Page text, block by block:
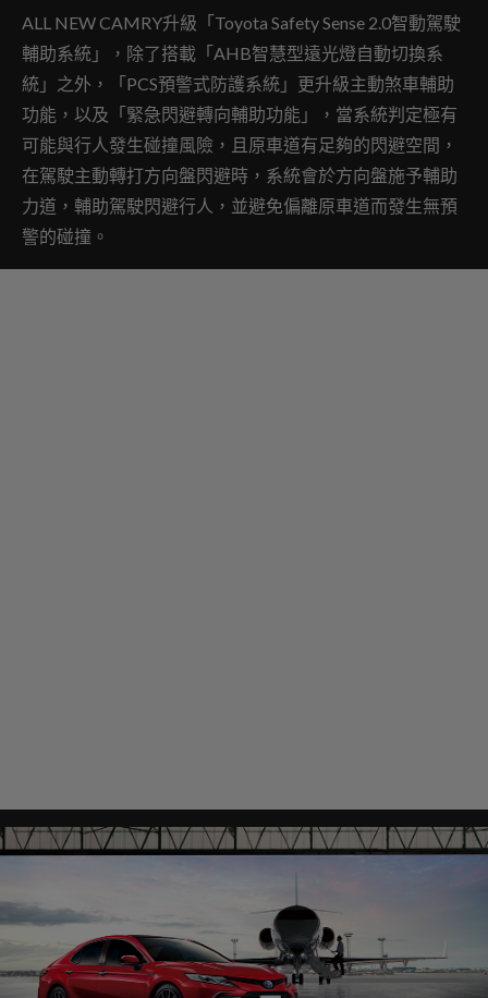
ALL NEW CAMRY升級「Toyota Safety Sense 2.0智動駕駛
輔助系統」，除了搭載「AHB智慧型遠光燈自動切換系
統」之外，「PCS預警式防護系統」更升級主動煞車輔助
功能，以及「緊急閃避轉向輔助功能」，當系統判定極有
可能與行人發生碰撞風險，且原車道有足夠的閃避空間，
在駕駛主動轉打方向盤閃避時，系統會於方向盤施予輔助
力道，輔助駕駛閃避行人，並避免偏離原車道而發生無預
警的碰撞。